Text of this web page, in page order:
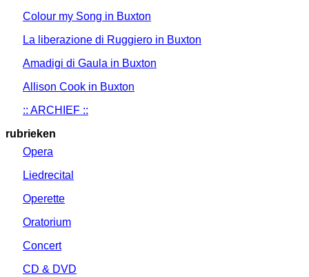
Colour my Song in Buxton
La liberazione di Ruggiero in Buxton
Amadigi di Gaula in Buxton
Allison Cook in Buxton
:: ARCHIEF ::
rubrieken
Opera
Liedrecital
Operette
Oratorium
Concert
CD & DVD